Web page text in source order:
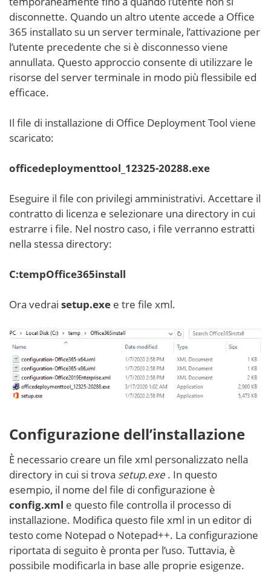
disconnette. Quando un altro utente accede a Office
365 installato su un server terminale, l’attivazione per
l’utente precedente che si è disconnesso viene
annullata. Questo approccio consente di utilizzare le
risorse del server terminale in modo più flessibile ed
efficace.
Il file di installazione di Office Deployment Tool viene
scaricato:
officedeploymenttool_12325-20288.exe
Eseguire il file con privilegi amministrativi. Accettare il
contratto di licenza e selezionare una directory in cui
estrarre i file. Nel nostro caso, i file verranno estratti
nella stessa directory:
C:tempOffice365install
Ora vedrai setup.exe e tre file xml.
Configurazione dell’installazione
È necessario creare un file xml personalizzato nella
directory in cui si trova setup.exe . In questo
esempio, il nome del file di configurazione è
config.xml e questo file controlla il processo di
installazione. Modifica questo file xml in un editor di
testo come Notepad o Notepad++. La configurazione
riportata di seguito è pronta per l’uso. Tuttavia, è
possibile modificarla in base alle proprie esigenze.